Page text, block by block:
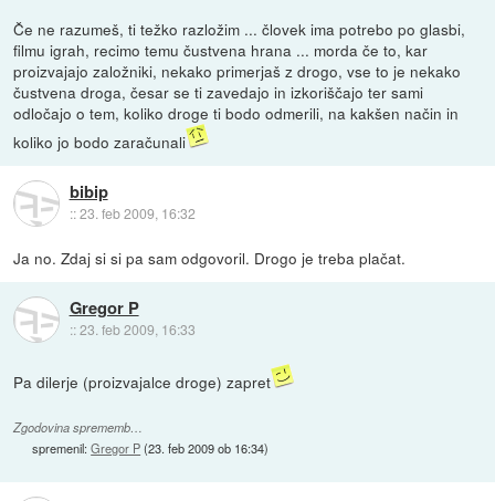
Če ne razumeš, ti težko razložim ... človek ima potrebo po glasbi,
filmu igrah, recimo temu čustvena hrana ... morda če to, kar
proizvajajo založniki, nekako primerjaš z drogo, vse to je nekako
čustvena droga, česar se ti zavedajo in izkoriščajo ter sami
odločajo o tem, koliko droge ti bodo odmerili, na kakšen način in
koliko jo bodo zaračunali
bibip
::23. feb 2009, 16:32
Ja no. Zdaj si si pa sam odgovoril. Drogo je treba plačat.
Gregor P
::23. feb 2009, 16:33
Pa dilerje (proizvajalce droge) zapret
Zgodovina sprememb…
spremenil:Gregor P(23. feb 2009 ob 16:34)